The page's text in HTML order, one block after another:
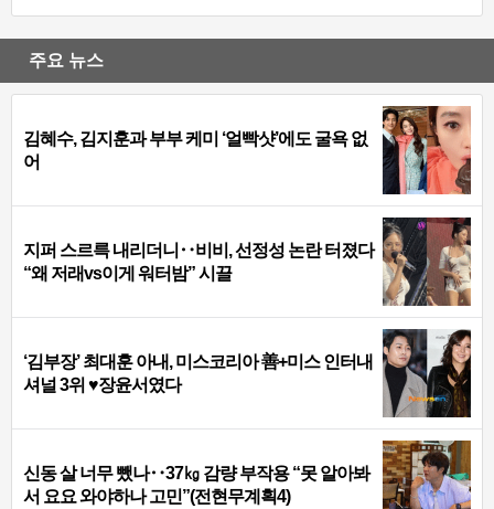
주요 뉴스
김혜수, 김지훈과 부부 케미 ‘얼빡샷’에도 굴욕 없
어
지퍼 스르륵 내리더니‥비비, 선정성 논란 터졌다
“왜 저래vs이게 워터밤” 시끌
‘김부장’ 최대훈 아내, 미스코리아 善+미스 인터내
셔널 3위 ♥장윤서였다
신동 살 너무 뺐나‥37㎏ 감량 부작용 “못 알아봐
서 요요 와야하나 고민”(전현무계획4)